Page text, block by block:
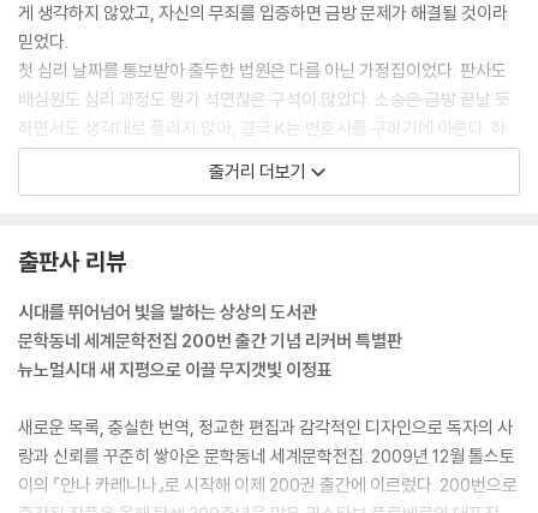
“당신의 소송이 안 좋은 상황이라는 걸 알고 있나요?” 신부가 물었다. “제
가 보기에도 그렇더군요.” K가 말했다. “저로서는 온갖 노력을 다했으나,
지금까지 아무런 성과가 없었습니다. (중략) 어떻게 끝날지 모르겠어요.
신부님은 아십니까?” “모릅니다.” 신부가 대답했다. “그러나 좋지 않은 결
말로 끝나게 되지 않을까 걱정입니다. (중략) 적어도 현재 상황에서는 당
신의 죄가 입증된 것으로 여겨지고 있어요.” “그렇지만 저는 죄가 없습니
다.”
게 생각하지 않았고, 자신의 무죄를 입증하면 금방 문제가 해결될 것이라
믿었다.
첫 심리 날짜를 통보받아 출두한 법원은 다름 아닌 가정집이었다. 판사도
배심원도 심리 과정도 뭔가 석연찮은 구석이 많았다. 소송은 금방 끝날 듯
하면서도 생각대로 풀리지 않아, 결국 K는 변호사를 구하기에 이른다. 하
지만 변호사는 기다리라는 말만 할 뿐 청원서 한 장 제대로 써주지 않았고,
K는 스스로 문제를 해결하려고 몇몇 사람을 만나고 이런저런 궁리를 해보
이상한 이야기만 듣게 된다. 그러는 사이 시간은 흘러가고 자신은 무죄이
기 때문에 소송이 금방 끝날 것이라고 생각했던 K도 다른 소송 당사자들처
럼 무력해지고 불안해지는데……
줄거리 더보기
출판사 리뷰
시대를 뛰어넘어 빛을 발하는 상상의 도서관
문학동네 세계문학전집 200번 출간 기념 리커버 특별판
뉴노멀시대 새 지평으로 이끌 무지갯빛 이정표
새로운 목록, 충실한 번역, 정교한 편집과 감각적인 디자인으로 독자의 사
랑과 신뢰를 꾸준히 쌓아온 문학동네 세계문학전집. 2009년 12월 톨스토
이의 『안나 카레니나』로 시작해 이제 200권 출간에 이르렀다. 200번으로